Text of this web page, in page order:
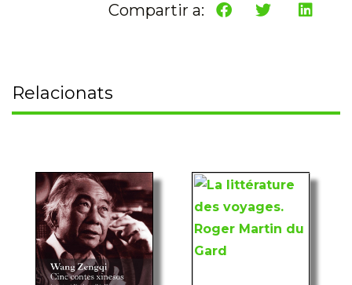
Compartir a:
Relacionats